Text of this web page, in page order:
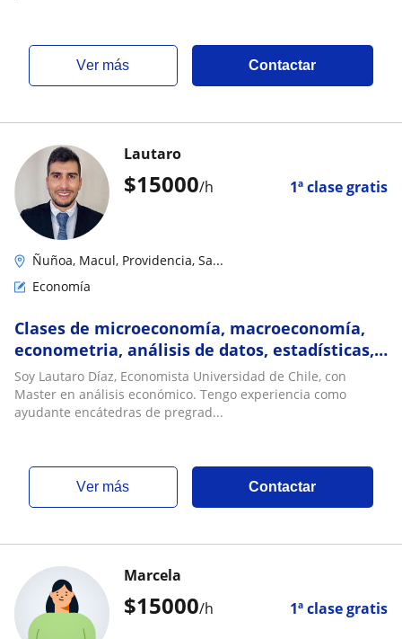
ver más Contactar
$15000/h 1ª clase gratis
Lautaro
Ñuñoa, Macul, Providencia, Sa...
Economía
Clases de microeconomía, macroeconomía,
econometria, análisis de datos, estadísticas,
matemática y similares
Soy Lautaro Díaz, Economista Universidad de Chile, con
Master en análisis económico. Tengo experiencia como
ayudante encátedras de pregrad...
ver más Contactar
$15000/h 1ª clase gratis
Marcela